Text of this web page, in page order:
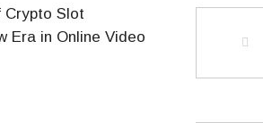
Crypto Slot
Era in Online Video